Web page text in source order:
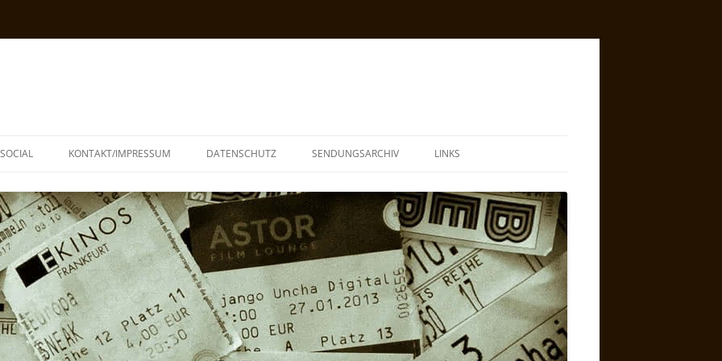
SOCIAL KONTAKT/IMPRESSUM DATENSCHUTZ SENDUNGSARCHIV LINKS